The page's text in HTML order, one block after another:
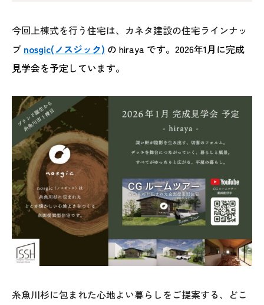
今回上棟式を行う住宅は、カネタ建設の住宅ラインナッ
プ nosgic(ノスジック) の hiraya です。2026年1月に完成
見学会を予定しています。
糸魚川杉に包まれた心地よい暮らしをご提案する、どこ